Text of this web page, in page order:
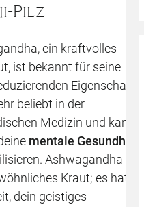
Pilz
ein kraftvolles
ist bekannt für seine
Eigenschaften.
beliebt in der
Medizin und kann
mentale Gesundheit
Ashwagandha ist
Kraut; es hat die
dein geistiges